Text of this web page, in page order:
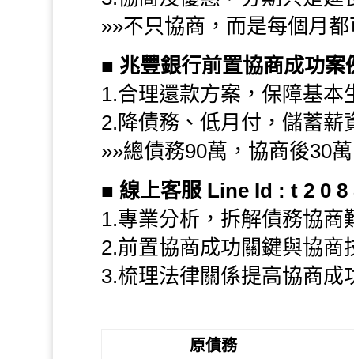
»»不只協商，而是每個月
■ 兆豐銀行前置協商成功案
1.合理還款方案，保障基本
2.降債務、低月付，儲蓄薪
»»總債務90萬，協商後30
■ 線上客服 Line Id : t 2 0 8
1.專業分析，拆解債務協商
2.前置協商成功關鍵與協商
3.梳理法律關係提高協商成
原債務